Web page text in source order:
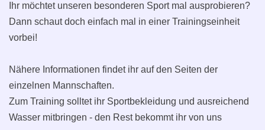
Ihr möchtet unseren besonderen Sport mal ausprobieren?
Dann schaut doch einfach mal in einer Trainingseinheit
vorbei!
Nähere Informationen findet ihr auf den Seiten der
einzelnen Mannschaften.
Zum Training solltet ihr Sportbekleidung und ausreichend
Wasser mitbringen - den Rest bekommt ihr von uns